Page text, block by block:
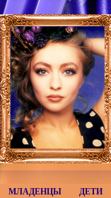
МЛАДЕНЦЫ ДЕТИ